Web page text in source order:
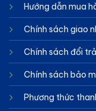
Hướng dẫn mua
Chính sách giao
Chính sách đổi trả
Chính sách bảo
Phương thức